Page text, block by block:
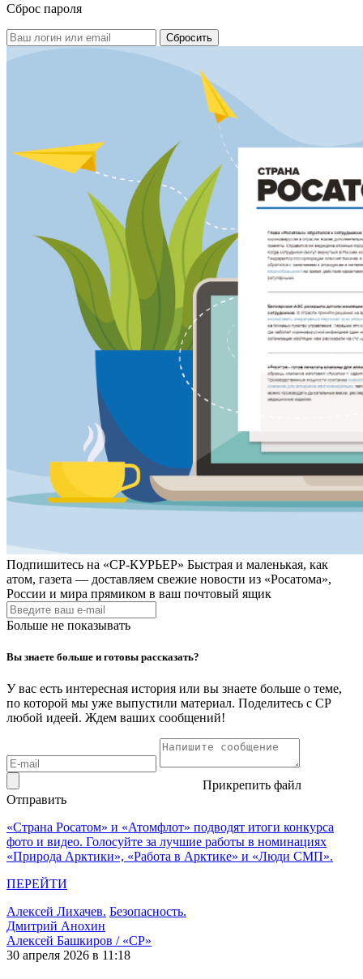
Сброс пароля
Подпишитесь на «СР-КУРЬЕР» Быстрая и маленькая, как
атом, газета — доставляем свежие новости из «Росатома»,
России и мира прямиком в ваш почтовый ящик
Больше не показывать
Вы знаете больше и готовы рассказать?
У вас есть интересная история или вы знаете больше о теме,
по которой мы уже выпустили материал. Поделитесь с СР
любой идеей. Ждем ваших сообщений!
Прикрепить файл
Отправить
«Страна Росатом» и «Атомфлот» подводят итоги конкурса
фото и видео. Голосуйте за лучшие работы в номинациях
«Природа Арктики», «Работа в Арктике» и «Люди СМП».
ПЕРЕЙТИ
Алексей Лихачев. Безопасность.
Дмитрий Анохин
Алексей Башкиров / «СР»
30 апреля 2026 в 11:18